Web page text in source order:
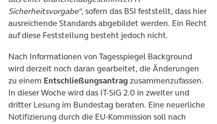
Sicherheitsvorgabe“, sofern das BSI feststellt, dass hier
ausreichende Standards abgebildet werden. Ein Recht
auf diese Feststellung besteht jedoch nicht.
Nach Informationen von Tagesspiegel Background
wird derzeit noch daran gearbeitet, die Änderungen
zu einem Entschließungsantrag zusammenzufassen.
In dieser Woche wird das IT-SiG 2.0 in zweiter und
dritter Lesung im Bundestag beraten. Eine neuerliche
Notifizierung durch die EU-Kommission soll nach